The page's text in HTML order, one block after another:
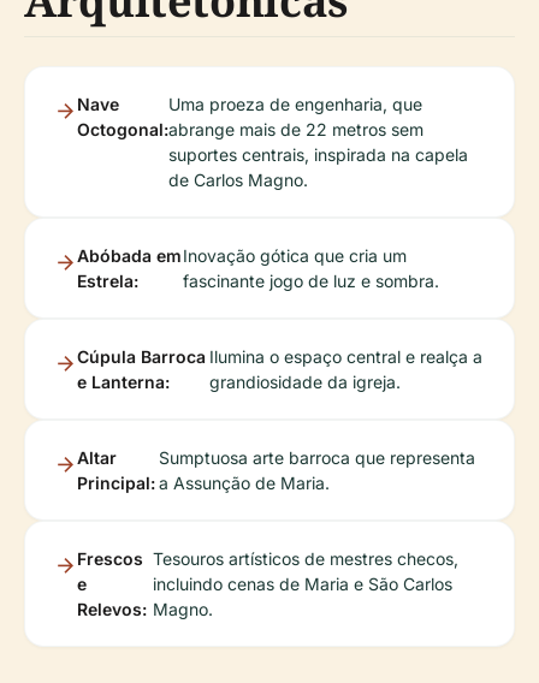
Nave
Octogonal:
Uma proeza de engenharia, que
abrange mais de 22 metros sem
suportes centrais, inspirada na capela
de Carlos Magno.
Abóbada em
Estrela:
Inovação gótica que cria um
fascinante jogo de luz e sombra.
Cúpula Barroca
e Lanterna:
Ilumina o espaço central e realça a
grandiosidade da igreja.
Altar
Principal:
Sumptuosa arte barroca que representa
a Assunção de Maria.
Frescos
e
Relevos:
Tesouros artísticos de mestres checos,
incluindo cenas de Maria e São Carlos
Magno.